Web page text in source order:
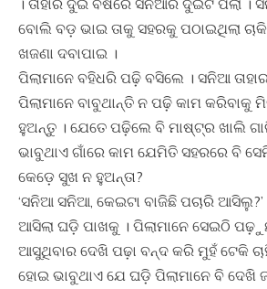
ବୋଲି ବଡ଼ ଭାଇ ତାକୁ ସହରକୁ ପଠାଇଥିଲା
ଖଜଣା ଦବାପାଇ ।
ପିଲାମାନେ ବହିଧରି ପଢ଼ି ବସିଲେ । ସନିଆ ତାହାର
ପିଲାମାନେ ବାବୁଥାନ୍ତି ନ ପଢ଼ି କାମ
ହୁଅନ୍ତୁ । ଯେତେ ପଢ଼ିଲେ ବି ମାଷ୍ଟ୍ର ଖାଲି
ଭାବୁଥାଏ ଗାଁରେ କାମ ଯେମିତି ସହରରେ ବି
କେଡ଼େ ସୁଖ ନ ହୁଅନ୍ତା?
‘ସନିଆ ସନିଆ, କେଇଟା ବାଜିଛି ପଚାରି
ଆସିଲା ଘଡ଼ି ପାଖକୁ । ପିଲାମାନେ ସେଇଠି
ଆସୁଥିବାର ଦେଖି ପଢ଼ା ବନ୍ଦ କରି ମୁହଁ ଟେକି
ହୋଇ ଭାବୁଥାଏ ଯେ ଘଡ଼ି ପିଲାମାନେ ବି ଦେଖି